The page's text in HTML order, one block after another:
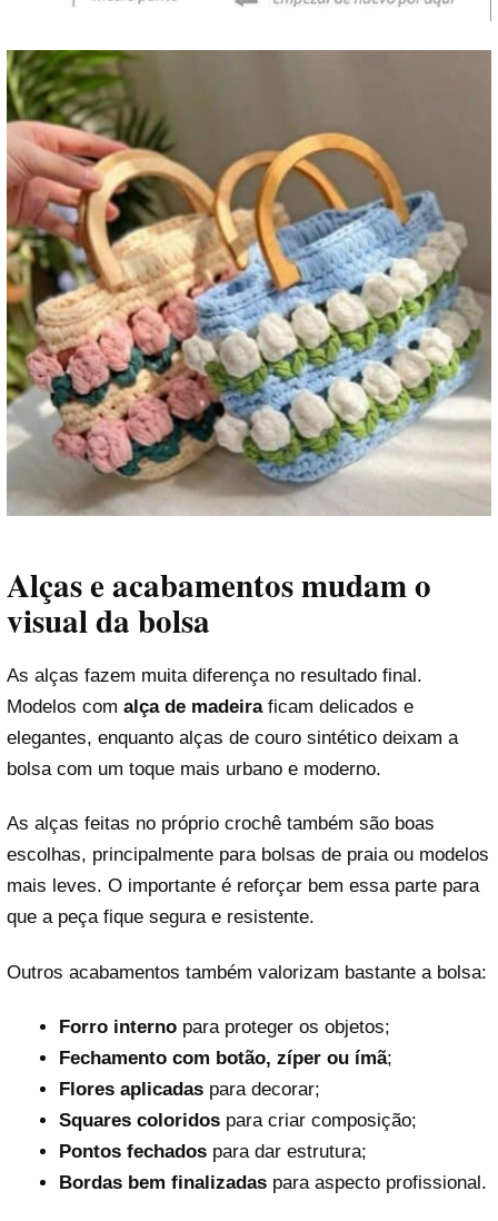
Alças e acabamentos mudam o
visual da bolsa
As alças fazem muita diferença no resultado final.
Modelos com alça de madeiraficam delicados e
elegantes, enquanto alças de couro sintético deixam a
bolsa com um toque mais urbano e moderno.
As alças feitas no próprio crochê também são boas
escolhas, principalmente para bolsas de praia ou modelos
mais leves. O importante é reforçar bem essa parte para
que a peça fique segura e resistente.
Outros acabamentos também valorizam bastante a bolsa:
Forro internopara proteger os objetos;
Fechamento com botão, zíper ou ímã;
Flores aplicadaspara decorar;
Squares coloridospara criar composição;
Pontos fechadospara dar estrutura;
Bordas bem finalizadaspara aspecto profissional.